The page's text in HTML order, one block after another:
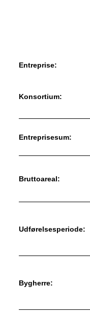
Entreprise:
Konsortium:
Entreprisesum:
Bruttoareal:
Udførelsesperiode:
Bygherre: